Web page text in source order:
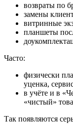
возвраты по
замены
витринные
планшеты
Часто:
физически
уценка,
в учёте и в
«чистый»
Так появляются